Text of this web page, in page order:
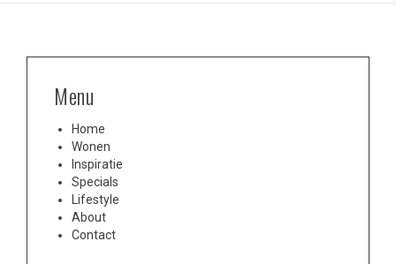
Menu
Home
Wonen
Inspiratie
Specials
Lifestyle
About
Contact